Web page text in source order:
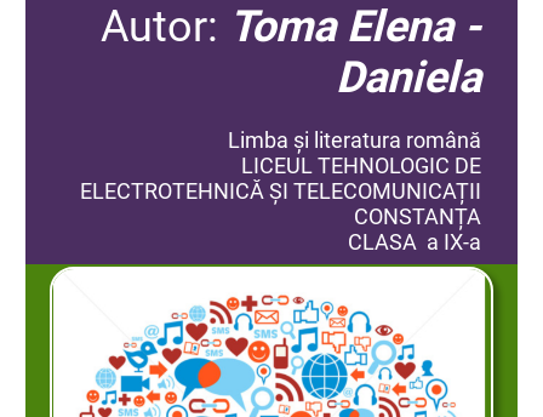
Autor: Toma Elena -
Daniela
Limba și literatura română
LICEUL TEHNOLOGIC DE
ELECTROTEHNICĂ ȘI TELECOMUNICAȚII
CONSTANȚA
CLASA a IX-a